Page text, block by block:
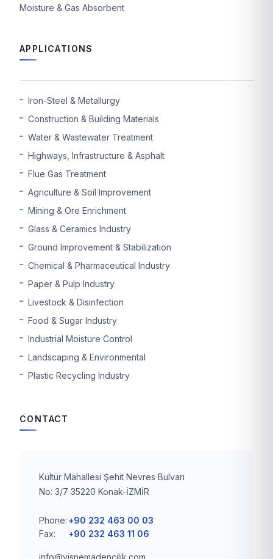
Moisture & Gas Absorbent
APPLICATIONS
Iron-Steel & Metallurgy
Construction & Building Materials
Water & Wastewater Treatment
Highways, Infrastructure & Asphalt
Flue Gas Treatment
Agriculture & Soil Improvement
Mining & Ore Enrichment
Glass & Ceramics Industry
Ground Improvement & Stabilization
Chemical & Pharmaceutical Industry
Paper & Pulp Industry
Livestock & Disinfection
Food & Sugar Industry
Industrial Moisture Control
Landscaping & Environmental
Plastic Recycling Industry
CONTACT
Kültür Mahallesi Şehit Nevres Bulvarı
No: 3/7 35220 Konak-İZMİR
Phone: +90 232 463 00 03
Fax:
+90 232 463 11 06
info@visnemadencilik.com